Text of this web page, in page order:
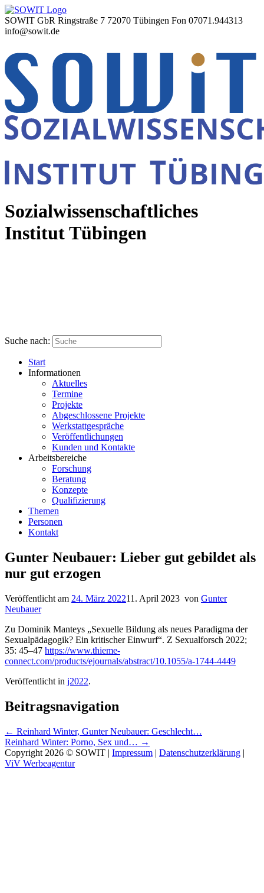
SOWIT GbR Ringstraße 7 72070 Tübingen Fon 07071.944313
info@sowit.de
Sozialwissenschaftliches
Institut Tübingen
Suche nach:
Start
Informationen
Aktuelles
Termine
Projekte
Abgeschlossene Projekte
Werkstattgespräche
Veröffentlichungen
Kunden und Kontakte
Arbeitsbereiche
Forschung
Beratung
Konzepte
Qualifizierung
Themen
Personen
Kontakt
Gunter Neubauer: Lieber gut gebildet als
nur gut erzogen
Veröffentlicht am 24. März 202211. April 2023 von Gunter
Neubauer
Zu Dominik Manteys „Sexuelle Bildung als neues Paradigma der
Sexualpädagogik? Ein kritischer Einwurf“. Z Sexualforsch 2022;
35: 45–47 https://www.thieme-
connect.com/products/ejournals/abstract/10.1055/a-1744-4449
Veröffentlicht in j2022.
Beitragsnavigation
← Reinhard Winter, Gunter Neubauer: Geschlecht…
Reinhard Winter: Porno, Sex und… →
Copyright 2026 © SOWIT | Impressum | Datenschutzerklärung |
ViV Werbeagentur